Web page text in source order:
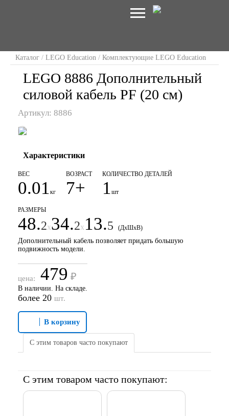
Каталог / LEGO Education / Комплектующие LEGO Education
LEGO 8886 Дополнительный
силовой кабель PF (20 см)
Артикул: 8886
Характеристики
ВЕС
0.01 кг
ВОЗРАСТ
7+
КОЛИЧЕСТВО ДЕТАЛЕЙ
1 шт
РАЗМЕРЫ
48.2x34.2x 13.5 (ДxШxВ)
Дополнительный кабель позволяет придать большую
подвижность модели.
цена: 479
В наличии. На складе.
более 20 шт.
В корзину
С этим товаров часто покупают
С этим товаром часто покупают